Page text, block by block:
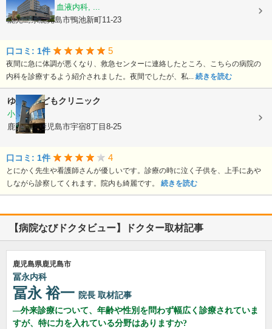
内科, 救急科, 血液内科, ...
鹿児島県鹿児島市鴨池新町11-23
口コミ: 1件 5
夜間に急に体調が悪くなり、救急センターに連絡したところ、こちらの病院の
内科を診療するよう紹介されました。夜間でしたが、私... 続きを読む
ゆあさこどもクリニック
小児科
鹿児島県鹿児島市宇宿8丁目8-25
口コミ: 1件 4
とにかく先生や看護師さんが優しいです。診療の時に泣く子供を、上手にあや
しながら診察してくれます。院内も綺麗です。 続きを読む
【病院なびドクタビュー】ドクター取材記事
鹿児島県鹿児島市
冨永内科
冨永 裕一 院長 取材記事
外来診療について、年齢や性別を問わず幅広く診療されていま
すが、特に力を入れている分野はありますか?